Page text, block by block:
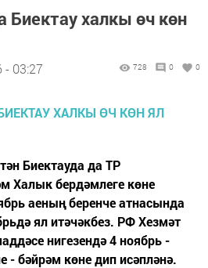
халкы өч көн
- 03:27 728 0 0
Биектауда да ТР
Халык бердәмлеге көне
аеның беренче атнасында
ял итәчәкбез. РФ Хезмәт
нигезендә 4 ноябрь -
- бәйрәм көне дип исәпләнә.